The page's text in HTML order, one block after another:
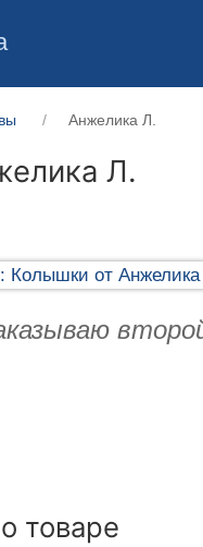
Анжелика Л.
Л.
товаре